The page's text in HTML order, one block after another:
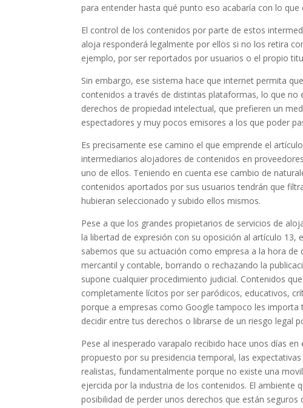
para entender hasta qué punto eso acabaría con lo que
El control de los contenidos por parte de estos
aloja responderá legalmente por ellos si no los retira
ejemplo, por ser reportados por usuarios o el propio
Sin embargo, ese sistema hace que internet permita
contenidos a través de distintas plataformas, lo que
derechos de propiedad intelectual, que prefieren un
espectadores y muy pocos emisores a los que poder
Es precisamente ese camino el que emprende el
intermediarios alojadores de contenidos en
uno de ellos. Teniendo en cuenta ese cambio de
contenidos aportados por sus usuarios tendrán que
hubieran seleccionado y subido ellos mismos.
Pese a que los grandes propietarios de servicios de
la libertad de expresión con su oposición al artículo
sabemos que su actuación como empresa a la hora
mercantil y contable, borrando o rechazando la
supone cualquier procedimiento judicial. Contenidos
completamente lícitos por ser paródicos, educativos,
porque a empresas como Google tampoco les importa
decidir entre tus derechos o librarse de un riesgo legal
Pese al inesperado varapalo recibido hace unos días
propuesto por su presidencia temporal, las
realistas, fundamentalmente porque no existe una
ejercida por la industria de los contenidos. El ambiente
posibilidad de perder unos derechos que están